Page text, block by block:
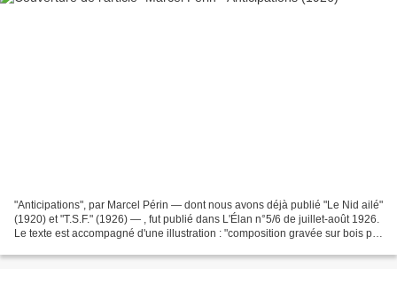
"Anticipations", par Marcel Périn — dont nous avons déjà publié "Le Nid ailé"
(1920) et "T.S.F." (1926) — , fut publié dans L'Élan n°5/6 de juillet-août 1926.
Le texte est accompagné d'une illustration : "composition gravée sur bois par